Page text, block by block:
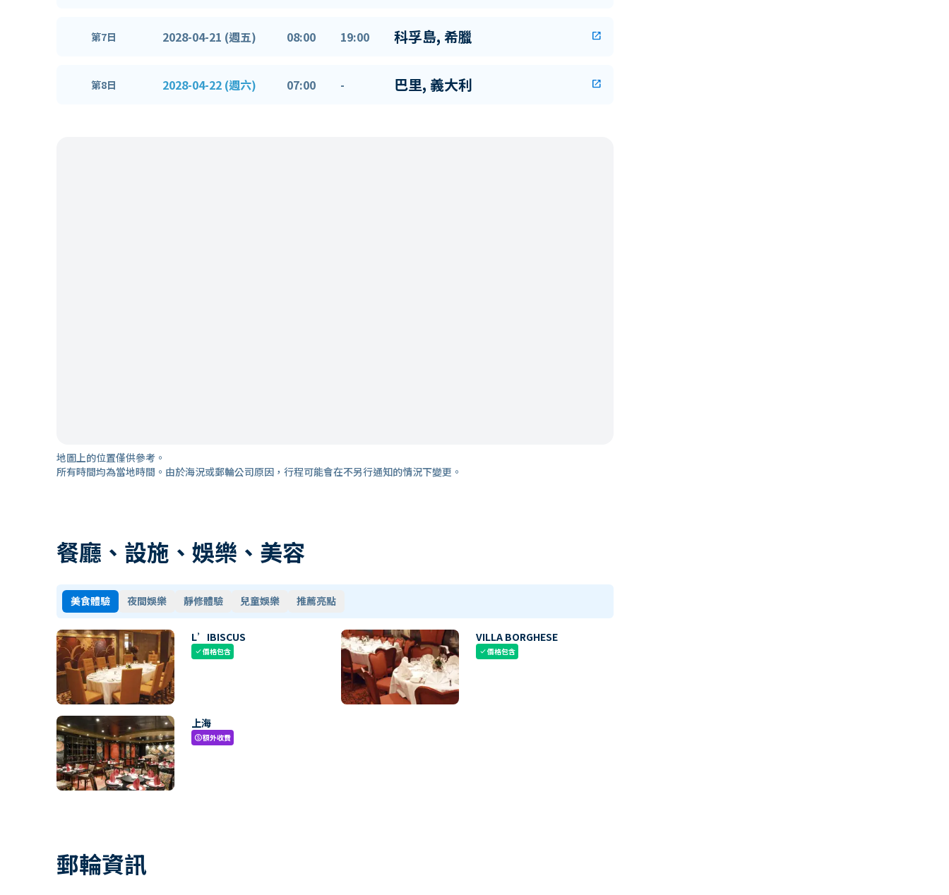
第7日 2028-04-21 (週五) 08:00 19:00 科孚島, 希臘 open_in_new
第8日 2028-04-22 (週六) 07:00 - 巴里, 義大利 open_in_new
地圖上的位置僅供參考。
所有時間均為當地時間。由於海況或郵輪公司原因，行程可能會在不另行通知的情況下變更。
餐廳、設施、娛樂、美容
美食體驗 夜間娛樂 靜修體驗 兒童娛樂 推薦亮點
L’IBISCUS
check價格包含
VILLA BORGHESE
check價格包含
上海
paid額外收費
郵輪資訊